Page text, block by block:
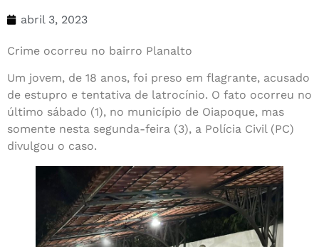
abril 3, 2023
Crime ocorreu no bairro Planalto
Um jovem, de 18 anos, foi preso em flagrante, acusado
de estupro e tentativa de latrocínio. O fato ocorreu no
último sábado (1), no município de Oiapoque, mas
somente nesta segunda-feira (3), a Polícia Civil (PC)
divulgou o caso.